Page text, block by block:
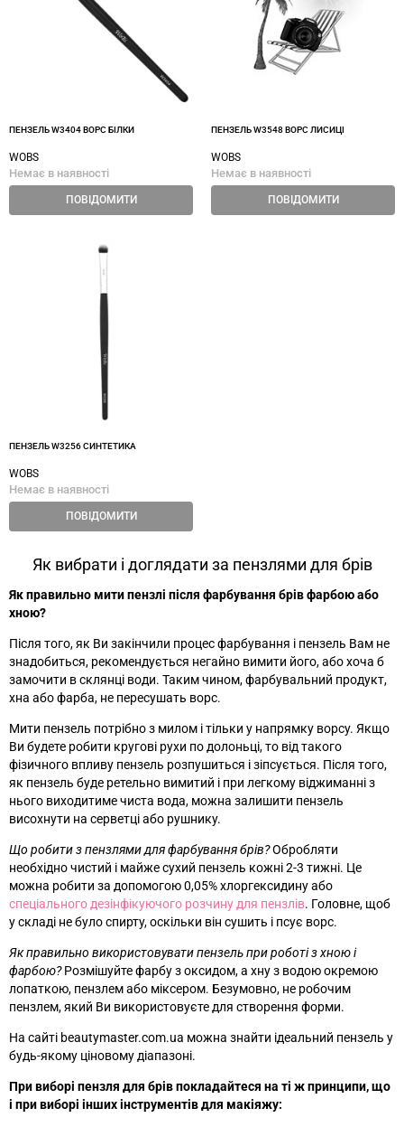
ПЕНЗЕЛЬ W3404 ВОРС БІЛКИ
WOBS
Немає в наявності
ПОВІДОМИТИ
ПЕНЗЕЛЬ W3548 ВОРС ЛИСИЦІ
WOBS
Немає в наявності
ПОВІДОМИТИ
ПЕНЗЕЛЬ W3256 СИНТЕТИКА
WOBS
Немає в наявності
ПОВІДОМИТИ
Як вибрати і доглядати за пензлями для брів
Як правильно мити пензлі після фарбування брів фарбою або
хною?
Після того, як Ви закінчили процес фарбування і пензель Вам не
знадобиться, рекомендується негайно вимити його, або хоча б
замочити в склянці води. Таким чином, фарбувальний продукт,
хна або фарба, не пересушать ворс.
Мити пензель потрібно з милом і тільки у напрямку ворсу. Якщо
Ви будете робити кругові рухи по долоньці, то від такого
фізичного впливу пензель розпушиться і зіпсується. Після того,
як пензель буде ретельно вимитий і при легкому віджиманні з
нього виходитиме чиста вода, можна залишити пензель
висохнути на серветці або рушнику.
Що робити з пензлями для фарбування брів?Обробляти
необхідно чистий і майже сухий пензель кожні 2-3 тижні. Це
можна робити за допомогою 0,05% хлоргексидину або
спеціального дезінфікуючого розчину для пензлів. Головне, щоб
у складі не було спирту, оскільки він сушить і псує ворс.
Як правильно використовувати пензель при роботі з хною і
фарбою?Розмішуйте фарбу з оксидом, а хну з водою окремою
лопаткою, пензлем або міксером. Безумовно, не робочим
пензлем, який Ви використовуєте для створення форми.
На сайті beautymaster.com.ua можна знайти ідеальний пензель у
будь-якому ціновому діапазоні.
При виборі пензля для брів покладайтеся на ті ж принципи, що
і при виборі інших інструментів для макіяжу: